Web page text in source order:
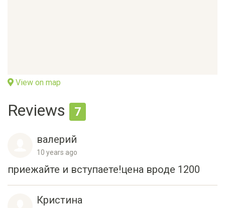
View on map
Reviews 7
валерий
10 years ago
приежайте и вступаете!цена вроде 1200
Кристина